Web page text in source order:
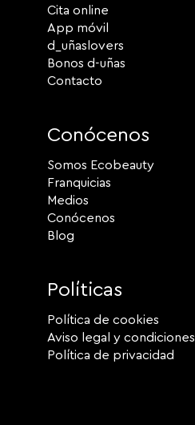
Cita online
App móvil
d_uñaslovers
Bonos d-uñas
Contacto
Conócenos
Somos Ecobeauty
Franquicias
Medios
Conócenos
Blog
Políticas
Política de cookies
Aviso legal y condiciones
Política de privacidad